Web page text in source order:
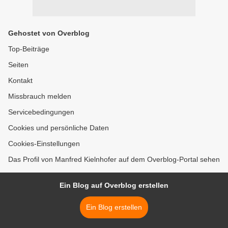
Gehostet von Overblog
Top-Beiträge
Seiten
Kontakt
Missbrauch melden
Servicebedingungen
Cookies und persönliche Daten
Cookies-Einstellungen
Das Profil von Manfred Kielnhofer auf dem Overblog-Portal sehen
Ein Blog auf Overblog erstellen
Ein Blog erstellen